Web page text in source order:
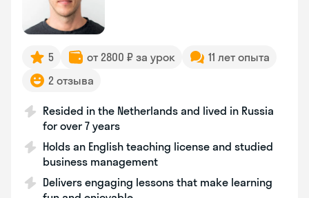
5 от 2800 ₽ за урок
11 лет опыта
2 отзыва
Resided in the Netherlands and lived in Russia
for over 7 years
Holds an English teaching license and studied
business management
Delivers engaging lessons that make learning